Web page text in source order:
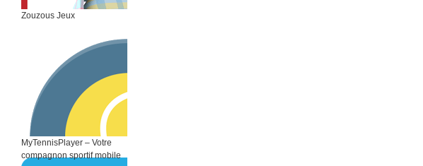
Zouzous Jeux
MyTennisPlayer – Votre
compagnon sportif mobile